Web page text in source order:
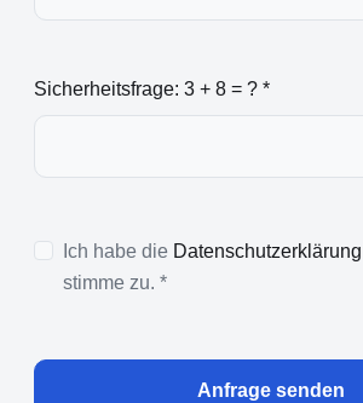
Sicherheitsfrage: 3 + 8 = ? *
Ich habe die Datenschutzerklärung
stimme zu. *
Anfrage senden